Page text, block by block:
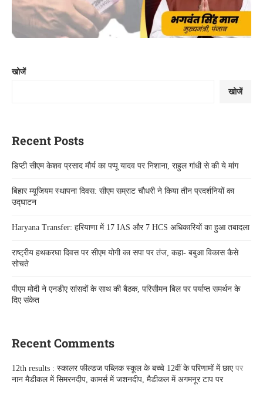
खोजें
खोजें
Recent Posts
डिप्टी सीएम केशव प्रसाद मौर्य का पप्पू यादव पर निशाना, राहुल गांधी से की ये मांग
बिहार म्यूजियम स्थापना दिवस: सीएम सम्राट चौधरी ने किया तीन प्रदर्शनियों का
उद्घाटन
Haryana Transfer: हरियाणा में 17 IAS और 7 HCS अधिकारियों का हुआ तबादला
राष्ट्रीय हथकरघा दिवस पर सीएम योगी का सपा पर तंज, कहा- बबुआ विकास कैसे
सोचते
पीएम मोदी ने एनडीए सांसदों के साथ की बैठक, परिसीमन बिल पर पर्याप्त समर्थन के
दिए संकेत
Recent Comments
12th results : स्कालर फील्डज पब्लिक स्कूल के बच्चे 12वीं के परिणामों में छाएपर
नान मैडीकल में सिमरनदीप, कामर्स में जशनदीप, मैडीकल में अगमनूर टाप पर